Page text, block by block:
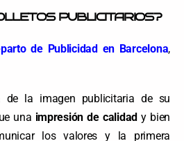
PUBLICITARIOS?
de Publicidad en Barcelona,
de la imagen publicitaria de su
una impresión de calidad y bien
los valores y la primera